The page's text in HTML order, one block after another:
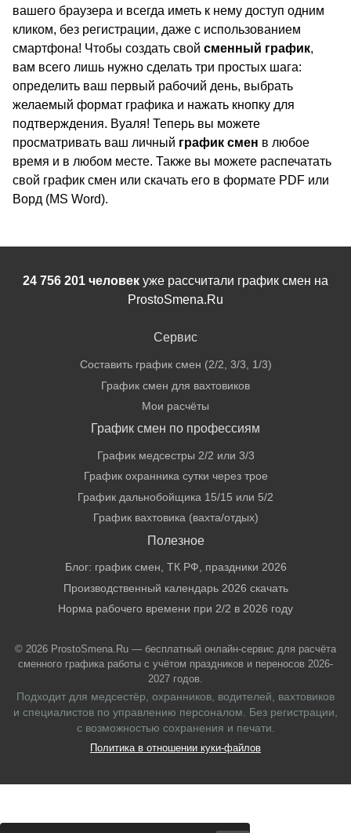
вашего браузера и всегда иметь к нему доступ одним
кликом, без регистрации, даже с использованием
смартфона! Чтобы создать свой сменный график,
вам всего лишь нужно сделать три простых шага:
определить ваш первый рабочий день, выбрать
желаемый формат графика и нажать кнопку для
подтверждения. Вуаля! Теперь вы можете
просматривать ваш личный график смен в любое
время и в любом месте. Также вы можете распечатать
свой график смен или скачать его в формате PDF или
Ворд (MS Word).
24 756 201 человек уже рассчитали график смен на
ProstoSmena.Ru
Сервис
Составить график смен (2/2, 3/3, 1/3)
График смен для вахтовиков
Мои расчёты
График смен по профессиям
График медсестры 2/2 или 3/3
График охранника сутки через трое
График дальнобойщика 15/15 или 5/2
График вахтовика (вахта/отдых)
Полезное
Блог: график смен, ТК РФ, праздники 2026
Производственный календарь 2026 скачать
Норма рабочего времени при 2/2 в 2026 году
© 2026 ProstoSmena.Ru — бесплатный онлайн-сервис для расчёта
сменного графика работы с учётом праздников и переносов 2026-
2027 годов.
Подходит для медсестёр, охранников, водителей, вахтовиков
и специалистов по управлению персоналом. Без регистрации,
с возможностью сохранения и печати.
Политика в отношении куки-файлов